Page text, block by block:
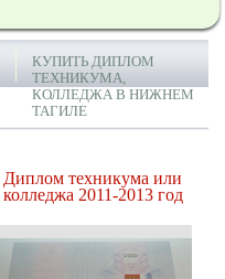
КУПИТЬ ДИПЛОМ
ТЕХНИКУМА,
КОЛЛЕДЖА В НИЖНЕМ
ТАГИЛЕ
Диплом техникума или
колледжа 2011-2013 год